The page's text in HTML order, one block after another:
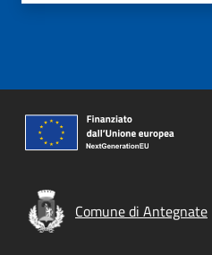
Comune di Antegnate